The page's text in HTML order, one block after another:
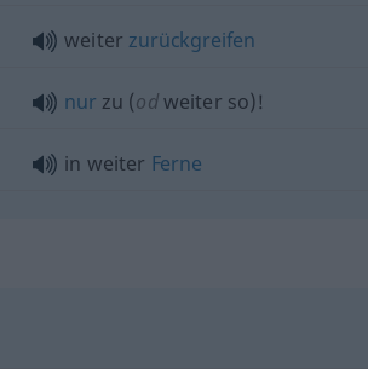
weiter zurückgreifen
nur zu (odweiter so)!
in weiter Ferne